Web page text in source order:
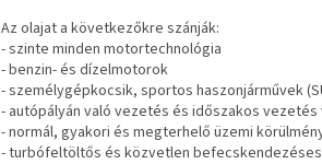
Az olajat a következőkre szánják:
- szinte minden motortechnológia
- benzin- és dízelmotorok
- személygépkocsik, sportos haszonjárművek
- autópályán való vezetés és időszakos
- normál, gyakori és megterhelő üzemi
- turbófeltöltős és közvetlen